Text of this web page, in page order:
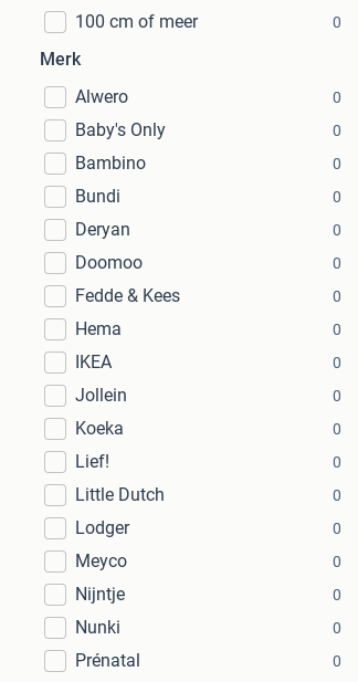
100 cm of meer 0
Merk
Alwero
0
Baby's Only 0
Bambino 0
Bundi 0
Deryan 0
Doomoo 0
Fedde & Kees 0
Hema 0
IKEA 0
Jollein 0
Koeka 0
Lief! 0
Little Dutch 0
Lodger 0
Meyco 0
Nijntje 0
Nunki 0
Prénatal 0